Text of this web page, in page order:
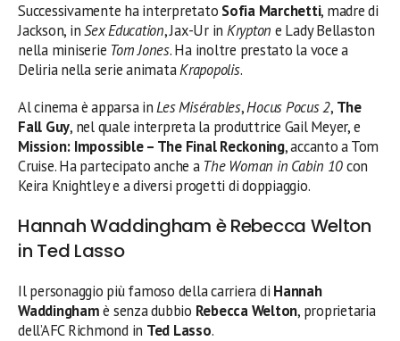
Successivamente ha interpretato Sofia Marchetti, madre di
Jackson, inSex Education, Jax-Ur in Krypton e Lady Bellaston
nella miniserie Tom Jones. Ha inoltre prestato la voce a
Deliria nella serie animataKrapopolis.
Al cinema è apparsa inLes Misérables,Hocus Pocus 2, The
Fall Guy, nel quale interpreta la produttrice Gail Meyer, e
Mission: Impossible – The Final Reckoning, accanto a Tom
Cruise. Ha partecipato anche a The Woman in Cabin 10con
Keira Knightley e a diversi progetti di doppiaggio.
Hannah Waddingham è Rebecca Welton
in Ted Lasso
Il personaggio più famoso della carriera di Hannah
Waddinghamè senza dubbio Rebecca Welton, proprietaria
dell’AFC Richmond in Ted Lasso.